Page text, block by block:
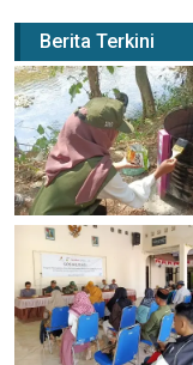
Berita Terkini